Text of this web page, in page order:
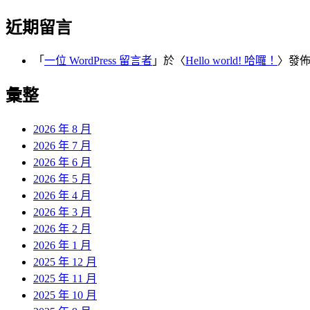
近期留言
「 一位 WordPress 留言者 」於〈Hello world! 哈囉！ 〉發
彙整
2026 年 8 月
2026 年 7 月
2026 年 6 月
2026 年 5 月
2026 年 4 月
2026 年 3 月
2026 年 2 月
2026 年 1 月
2025 年 12 月
2025 年 11 月
2025 年 10 月